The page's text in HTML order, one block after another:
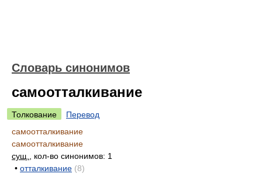
Словарь синонимов
самоотталкивание
Толкование
Перевод
самоотталкивание
самоотталкивание
сущ.
, кол-во синонимов: 1
• отталкивание (8)